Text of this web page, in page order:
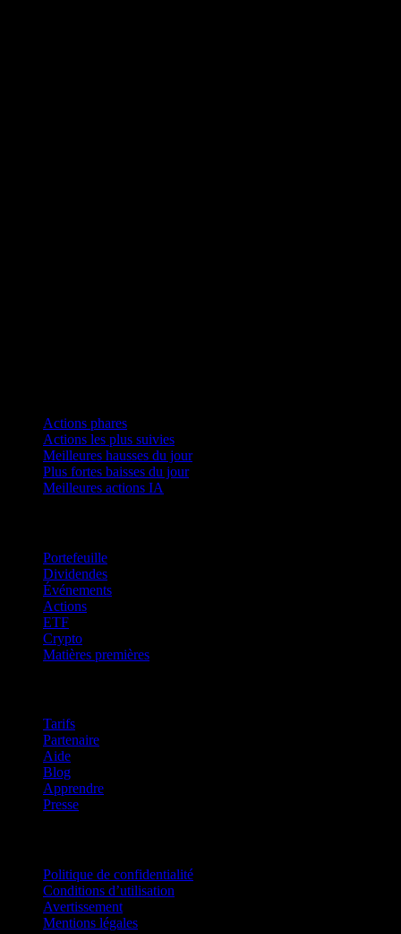
Actions phares
Actions les plus suivies
Meilleures hausses du jour
Plus fortes baisses du jour
Meilleures actions IA
Portefeuille
Dividendes
Événements
Actions
ETF
Crypto
Matières premières
Tarifs
Partenaire
Aide
Blog
Apprendre
Presse
Politique de confidentialité
Conditions d’utilisation
Avertissement
Mentions légales